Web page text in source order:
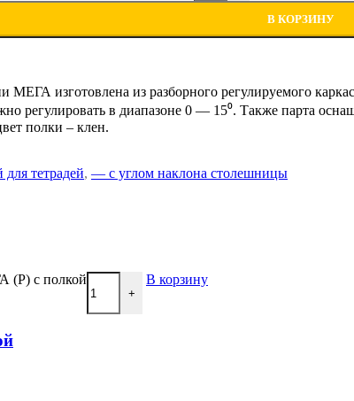
В КОРЗИНУ
МЕГА изготовлена из разборного регулируемого
регулировать в диапазоне 0 — 15⁰. Также парта
полки – клен.
тетрадей, — c углом наклона столешницы
(Р) с полкой
+
В корзину